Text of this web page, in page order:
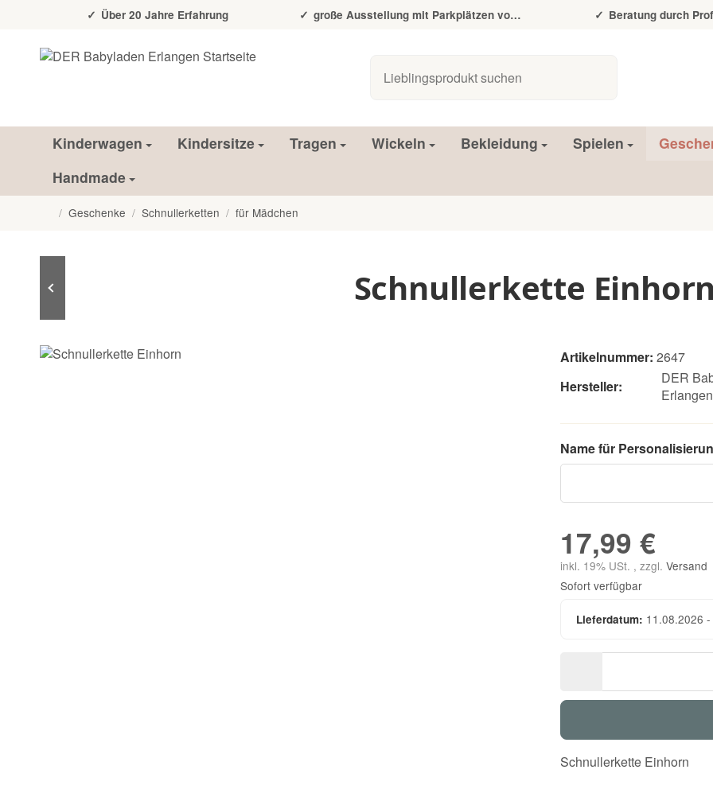
Über 20 Jahre Erfahrung große Ausstellung mit Parkplätzen vor der Tür Beratung durch
Kinderwagen Kindersitze Tragen Wickeln Bekleidung Spielen
Handmade
/ Geschenke / Schnullerketten / für Mädchen
Schnullerkette
Artikelnummer: 2647
Hersteller:
DER
Erlangen
Name für
17,99 €
inkl. 19% USt. , zzgl. Versand
Sofort verfügbar
Lieferdatum: 11.08.2026
Schnullerkette Einhorn